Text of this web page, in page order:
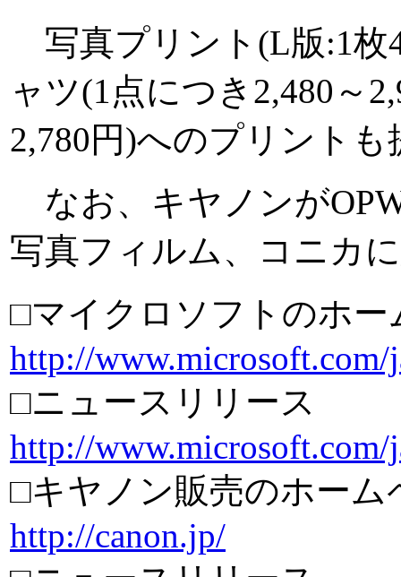
写真プリント(L版:1枚
ャツ(1点につき2,480～
2,780円)へのプリント
なお、キヤノンが
写真フィルム、コニカ
□マイクロソフトのホー
http://www.microsoft.com/
□ニュースリリース
http://www.microsoft.com/
□キヤノン販売のホーム
http://canon.jp/